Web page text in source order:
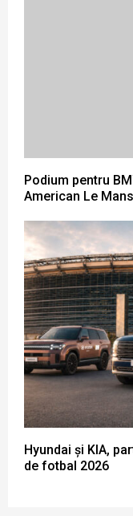
Podium pentru
American Le
Hyundai și KIA,
de fotbal 2026